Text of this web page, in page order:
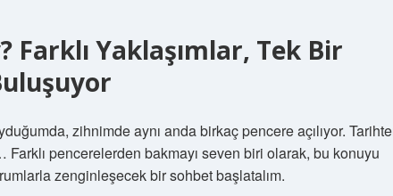
Farklı Yaklaşımlar, Tek Bir
zihnimde aynı anda birkaç pencere açılıyor.
pencerelerden bakmayı seven biri olarak, bu konuyu
zenginleşecek bir sohbet başlatalım.